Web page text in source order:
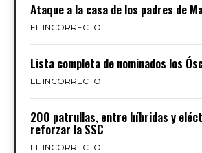
Ataque a la casa de los padres de
EL INCORRECTO
Lista completa de nominados los
EL INCORRECTO
200 patrullas, entre híbridas y
reforzar la SSC
EL INCORRECTO